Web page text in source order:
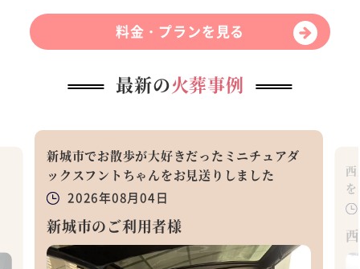
料金・プランを見る
最新の火葬事例
新城市でお散歩が大好きだったミニチュアダ
ックスフントちゃんをお見送りしました
2026年08月04日
新城市のご利用者様